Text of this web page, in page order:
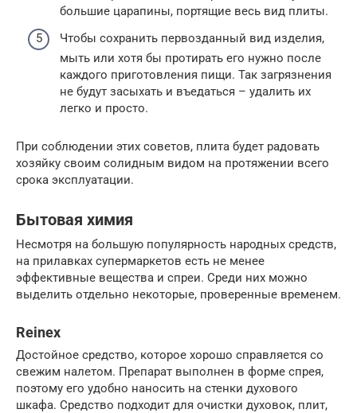
большие царапины, портящие весь вид плиты.
Чтобы сохранить первозданный вид изделия,
мыть или хотя бы протирать его нужно после
каждого приготовления пищи. Так загрязнения
не будут засыхать и въедаться – удалить их
легко и просто.
При соблюдении этих советов, плита будет радовать
хозяйку своим солидным видом на протяжении всего
срока эксплуатации.
Бытовая химия
Несмотря на большую популярность народных средств,
на прилавках супермаркетов есть не менее
эффективные вещества и спреи. Среди них можно
выделить отдельно некоторые, проверенные временем.
Reinex
Достойное средство, которое хорошо справляется со
свежим налетом. Препарат выполнен в форме спрея,
поэтому его удобно наносить на стенки духового
шкафа. Средство подходит для очистки духовок, плит,